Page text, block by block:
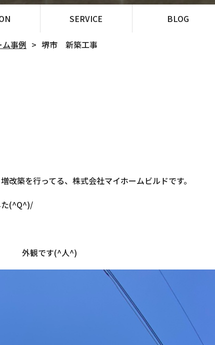
SERVICE BLOG
事例 堺市 新築工事
改築を行ってる、株式会社マイホームビルドです。
た(^Q^)/
外観です(^人^)